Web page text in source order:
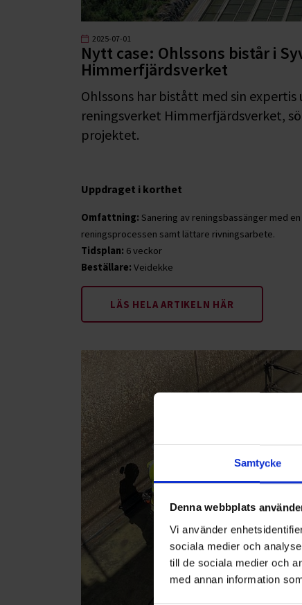
Samtycke
Denna webbplats
Vi använder
sociala medier och
till de sociala medier och
med annan information
2025-07-01
Nytt case: Ohlssons bistår i
Himmerfjärdsverket
Ohlssons har bistått med sin
reningsverket Himmerfjärdsverket,
projektet.
Uppdraget i korthet
Omfattning: Sanering av reningsbassänger med
reningsprocessen samt lättare rivningsarbete.
Tidsplan: 6 veckor
Beställare: Veidekke
LÄS HELA ARTIKELN HÄR